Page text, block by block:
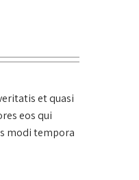
et quasi
eos qui
modi tempora